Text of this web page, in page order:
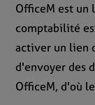
OfficeM est
comptabilité
activer un lien
d'envoyer des
OfficeM, d'où